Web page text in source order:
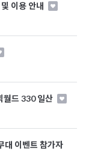
이용 안내
월드 330 일산
대 이벤트 참가자